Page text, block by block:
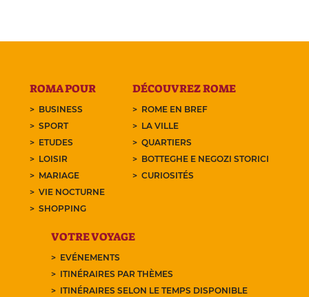
ROMA POUR
BUSINESS
SPORT
ETUDES
LOISIR
MARIAGE
VIE NOCTURNE
SHOPPING
DÉCOUVREZ ROME
ROME EN BREF
LA VILLE
QUARTIERS
BOTTEGHE E NEGOZI STORICI
CURIOSITÉS
VOTRE VOYAGE
EVÉNEMENTS
ITINÉRAIRES PAR THÈMES
ITINÉRAIRES SELON LE TEMPS DISPONIBLE